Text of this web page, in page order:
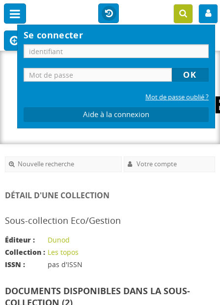
Se connecter
Mot de passe oublié ?
Aide à la connexion
Nouvelle recherche Votre compte
DÉTAIL D'UNE COLLECTION
Sous-collection Eco/Gestion
Éditeur :
Dunod
Collection : Les topos
ISSN :
pas d'ISSN
DOCUMENTS DISPONIBLES DANS LA SOUS-
COLLECTION (2)